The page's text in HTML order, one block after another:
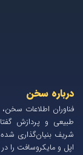
درباره سخن
فناوران اطلاعات
طبیعی و پردازش
شریف بنیان‌گذاری
اپل و مایکروسافت را